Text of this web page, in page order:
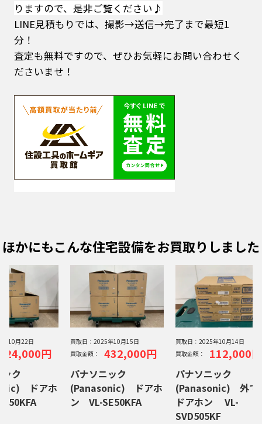
りますので、是非ご覧ください♪
LINE見積もりでは、撮影→送信→完了まで最短1
分！
査定も無料ですので、ぜひお気軽にお問い合わせく
ださいませ！
ほかにもこんな住宅設備をお買取りしました
年10月22日
円
ク
ドアホ
買取日： 2025年10月15日
買取金額：
432,000円
パナソニック
(Panasonic) ドアホ
ン VL-SE50KFA
買取日： 2025年10月14日
買取金額：
112,000円
パナソニック
(Panasonic) 外で
ドアホン VL-
SVD505KF